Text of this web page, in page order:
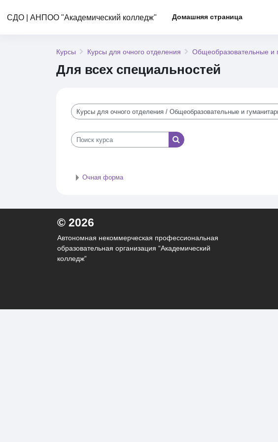
СДО | АНПОО "Академический колледж" Домашняя страница
Курсы Курсы для очного отделения Общеобразовательные и
Для всех специальностей
Категории курсов
Поиск курса
Поиск курса
Очная форма
© 2026
Автономная некоммерческая профессиональная
образовательная организация “Академический
колледж”